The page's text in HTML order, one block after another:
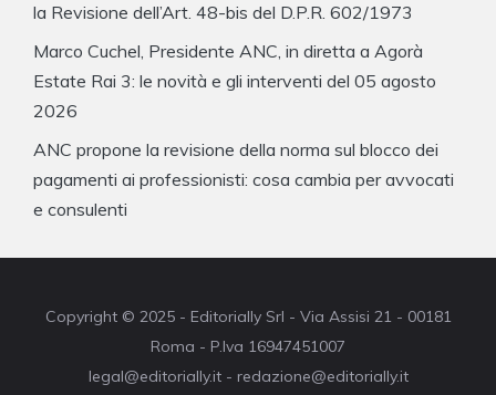
la Revisione dell’Art. 48-bis del D.P.R. 602/1973
Marco Cuchel, Presidente ANC, in diretta a Agorà
Estate Rai 3: le novità e gli interventi del 05 agosto
2026
ANC propone la revisione della norma sul blocco dei
pagamenti ai professionisti: cosa cambia per avvocati
e consulenti
Copyright © 2025 - Editorially Srl - Via Assisi 21 - 00181
Roma - P.Iva 16947451007
legal@editorially.it - redazione@editorially.it